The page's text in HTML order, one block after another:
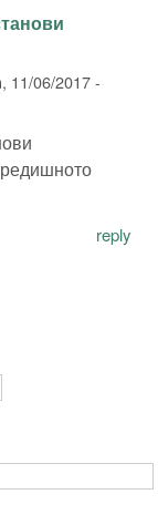
11/06/2017 -
reply